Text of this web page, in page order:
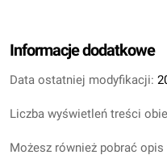
Informacje dodatkowe
Data ostatniej modyfikacji:
Liczba wyświetleń treści
Możesz również pobrać